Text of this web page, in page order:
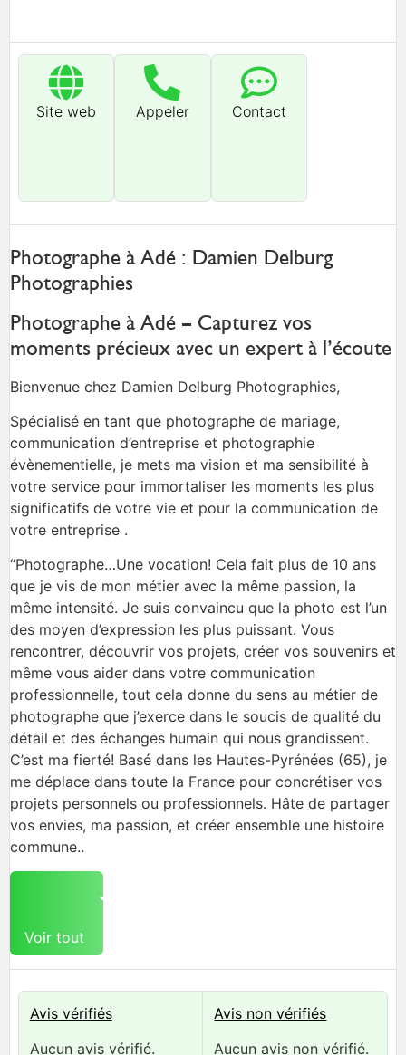
Site web Appeler Contact
Photographe à Adé : Damien Delburg
Photographies
Photographe à Adé – Capturez vos
moments précieux avec un expert à l’écoute
Bienvenue chez Damien Delburg Photographies,
Spécialisé en tant que photographe de mariage,
communication d’entreprise et photographie
évènementielle, je mets ma vision et ma sensibilité à
votre service pour immortaliser les moments les plus
significatifs de votre vie et pour la communication de
votre entreprise .
“Photographe…Une vocation! Cela fait plus de 10 ans
que je vis de mon métier avec la même passion, la
même intensité. Je suis convaincu que la photo est l’un
des moyen d’expression les plus puissant. Vous
rencontrer, découvrir vos projets, créer vos souvenirs et
même vous aider dans votre communication
professionnelle, tout cela donne du sens au métier de
photographe que j’exerce dans le soucis de qualité du
détail et des échanges humain qui nous grandissent.
C’est ma fierté! Basé dans les Hautes-Pyrénées (65), je
me déplace dans toute la France pour concrétiser vos
projets personnels ou professionnels. Hâte de partager
vos envies, ma passion, et créer ensemble une histoire
commune..
Voir tout
Avis vérifiés
Aucun avis vérifié.
Avis non vérifiés
Aucun avis non vérifié.